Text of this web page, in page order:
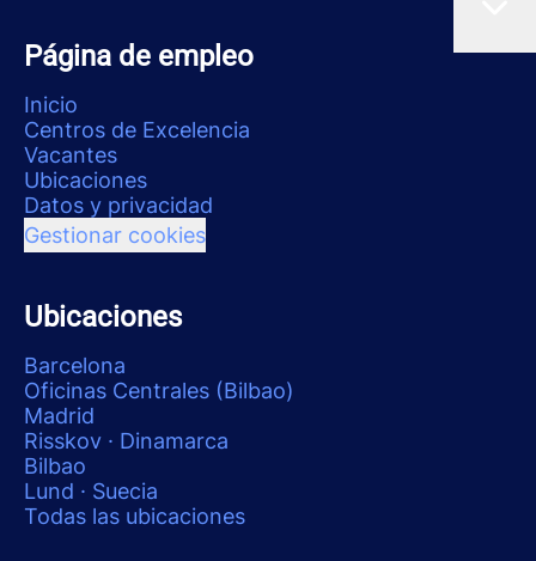
Página de empleo
Inicio
Centros de Excelencia
Vacantes
Ubicaciones
Datos y privacidad
Gestionar cookies
Ubicaciones
Barcelona
Oficinas Centrales (Bilbao)
Madrid
Risskov · Dinamarca
Bilbao
Lund · Suecia
Todas las ubicaciones